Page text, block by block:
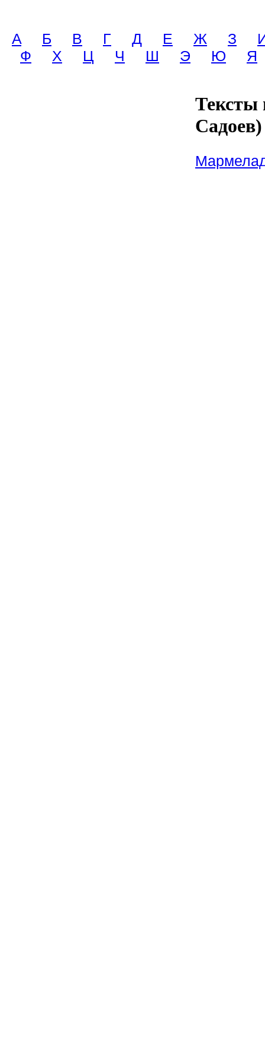
A Б В Г Д Е Ж З
Ф
Х Ц Ч Ш Э Ю Я
Тексты
Садоев)